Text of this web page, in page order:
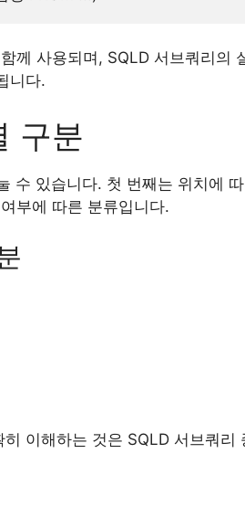
께 사용되며, SQLD 서브쿼리의
니다.
구분
수 있습니다. 첫 번째는 위치에
부에 따른 분류입니다.
이해하는 것은 SQLD 서브쿼리